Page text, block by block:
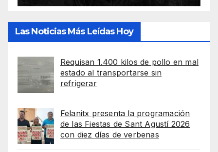
Las Noticias Más Leídas Hoy
Requisan 1.400 kilos de pollo en mal
estado al transportarse sin
refrigerar
Felanitx presenta la programación
de las Fiestas de Sant Agustí 2026
con diez días de verbenas